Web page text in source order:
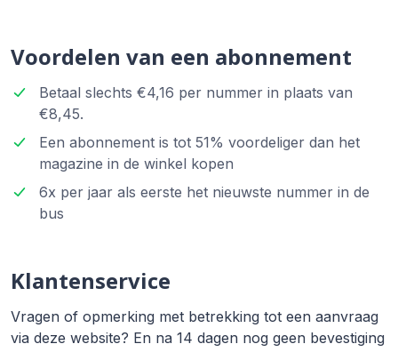
Voordelen van een abonnement
Betaal slechts €4,16 per nummer in plaats van
€8,45.
Een abonnement is tot 51% voordeliger dan het
magazine in de winkel kopen
6x per jaar als eerste het nieuwste nummer in de
bus
Klantenservice
Vragen of opmerking met betrekking tot een aanvraag
via deze website? En na 14 dagen nog geen bevestiging